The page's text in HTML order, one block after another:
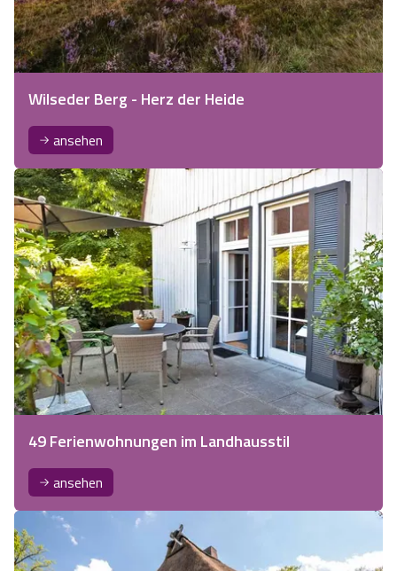
Wilseder Berg - Herz der Heide
ansehen
49 Ferienwohnungen im Landhausstil
ansehen